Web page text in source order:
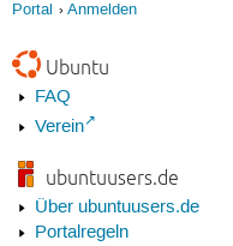
Portal Anmelden
Ubuntu
FAQ
Verein
ubuntuusers.de
Über ubuntuusers.de
Portalregeln